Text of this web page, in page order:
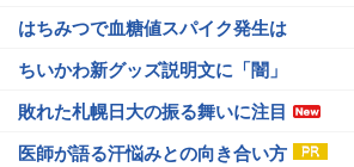
はちみつで血糖値スパイク発生は
ちいかわ新グッズ説明文に「闇」
敗れた札幌日大の振る舞いに注目
医師が語る汗悩みとの向き合い方